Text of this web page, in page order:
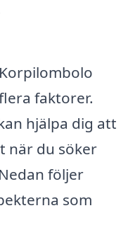
faktorer.
hjälpa dig att
när du söker
följer
som